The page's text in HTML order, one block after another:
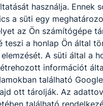
használja. Ennek
a süti egy
az Ön számítógépe
teszi a honlap Ön által
A süti által a
információt
található
ott tárolják. Az
található